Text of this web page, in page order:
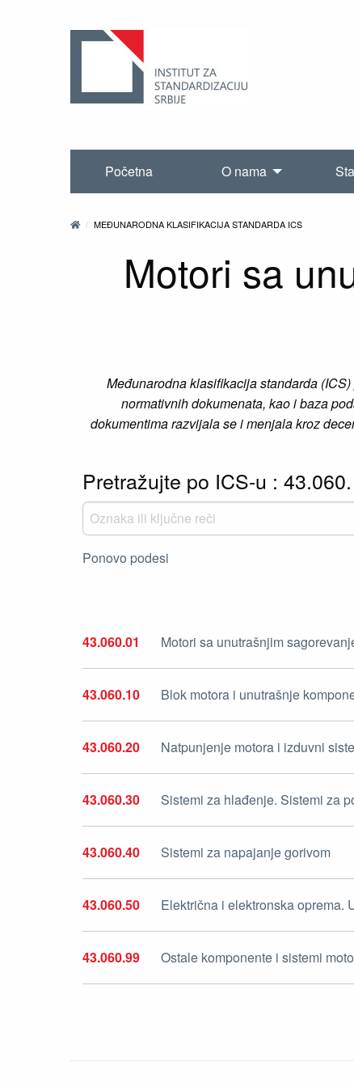
Početna O nama
MEĐUNARODNA KLASIFIKACIJA STANDARDA ICS
Motori sa
Međunarodna klasifikacija standarda
normativnih dokumenata, kao i baza
dokumentima razvijala se i menjala kroz
Pretražujte po ICS-u :
Ponovo podesi
43.060.01 Motori sa unutrašnjim
43.060.10 Blok motora i unutrašnje
43.060.20 Natpunjenje motora i izduvni
43.060.30 Sistemi za hlađenje. Sistemi za
43.060.40 Sistemi za napajanje gorivom
43.060.50 Električna i elektronska oprema.
43.060.99 Ostale komponente i sistemi